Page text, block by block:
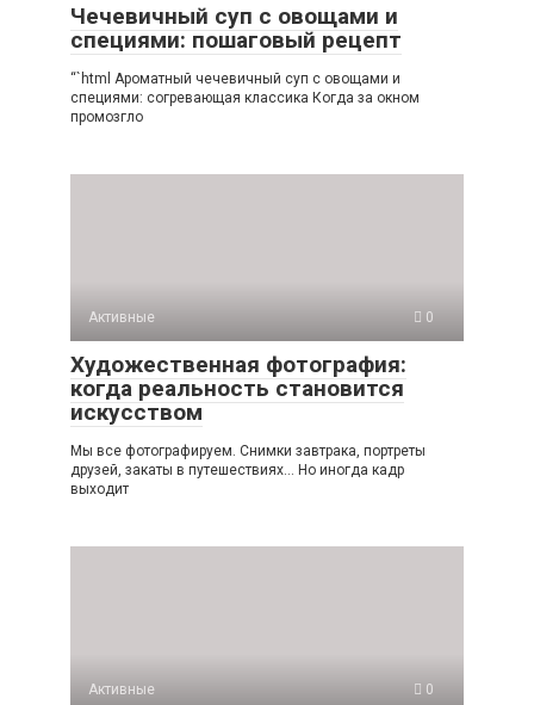
Чечевичный суп с овощами и
специями: пошаговый рецепт
“`html Ароматный чечевичный суп с овощами и
специями: согревающая классика Когда за окном
промозгло
Активные 0
Художественная фотография:
когда реальность становится
искусством
Мы все фотографируем. Снимки завтрака, портреты
друзей, закаты в путешествиях… Но иногда кадр
выходит
Активные 0